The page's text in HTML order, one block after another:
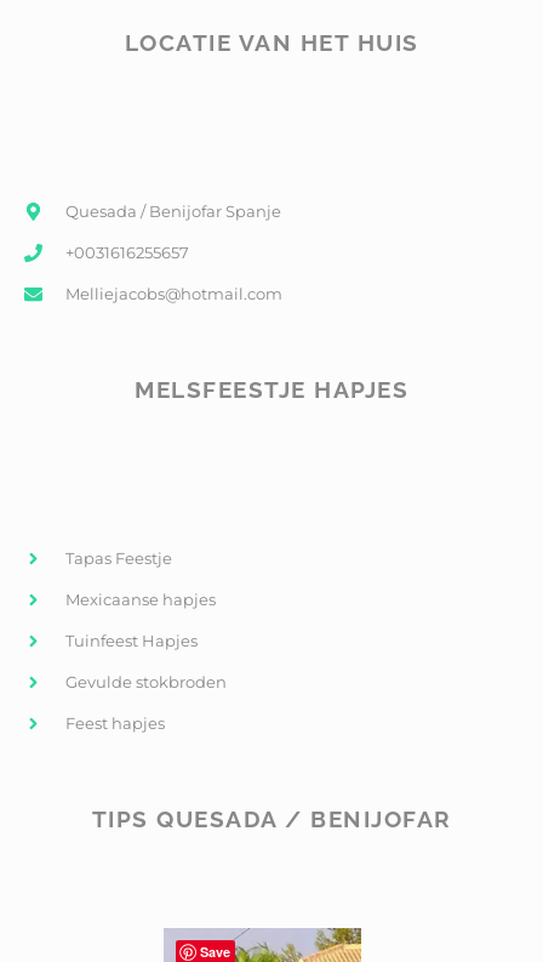
LOCATIE VAN HET HUIS
Quesada / Benijofar Spanje
+0031616255657
Melliejacobs@hotmail.com
MELSFEESTJE HAPJES
Tapas Feestje
Mexicaanse hapjes
Tuinfeest Hapjes
Gevulde stokbroden
Feest hapjes
TIPS QUESADA / BENIJOFAR
Save